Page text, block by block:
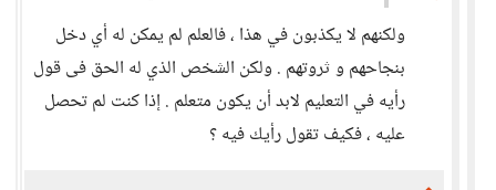
ولكنهم لا يكذبون في هذا ، فالعلم لم يمكن له أي دخل
بنجاحهم و ثروتهم . ولكن الشخص الذي له الحق فى قول
رأيه في التعليم لابد أن يكون متعلم . إذا كنت لم تحصل
عليه ، فكيف تقول رأيك فيه ؟